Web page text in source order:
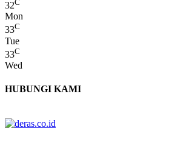
32C
Mon
33C
Tue
33C
Wed
HUBUNGI KAMI